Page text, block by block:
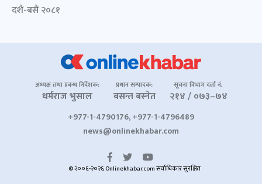
दशैं-बसैं २०८१
अध्यक्ष तथा प्रबन्ध निर्देशक:
धर्मराज भुसाल
प्रधान सम्पादक:
बसन्त बस्नेत
सूचना विभाग दर्ता नं.
२१४ / ०७३–७४
+977-1-4790176, +977-1-4796489
news@onlinekhabar.com
© २००६-२०२६ Onlinekhabar.com सर्वाधिकार सुरक्षित